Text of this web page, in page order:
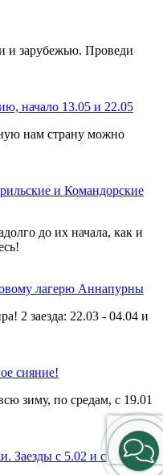
и зарубежью. Проведи
начало 13.05 и 22.05
нам страну можно
и Командорские
до их начала, как и
лагерю Аннапурны
2 заезда: 22.03 - 04.04 и
сияние!
зиму, по средам, с 19.01
Заезды с 5.02 и с 19.03